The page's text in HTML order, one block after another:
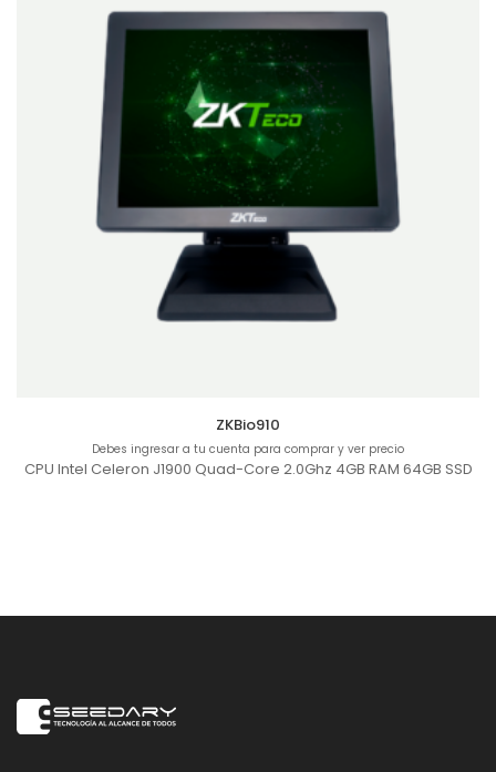
ZKBio910
Debes ingresar a tu cuenta para comprar y ver precio
CPU Intel Celeron J1900 Quad-Core 2.0Ghz 4GB RAM 64GB SSD